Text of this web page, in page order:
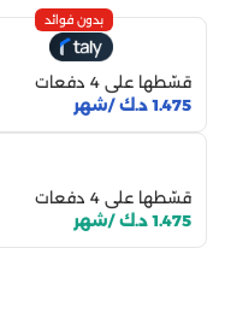
بدون فوائد
قسّطها على 4 دفعات
1.475 د.ك /شهر
قسّطها على 4 دفعات
1.475 د.ك /شهر